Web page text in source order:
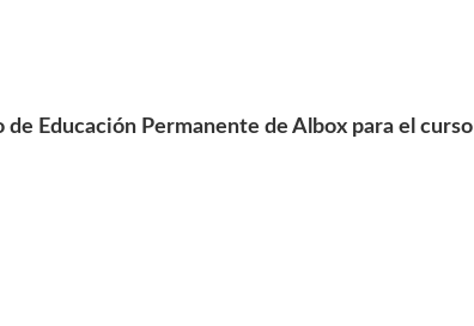
Educación Permanente de Albox para el curso